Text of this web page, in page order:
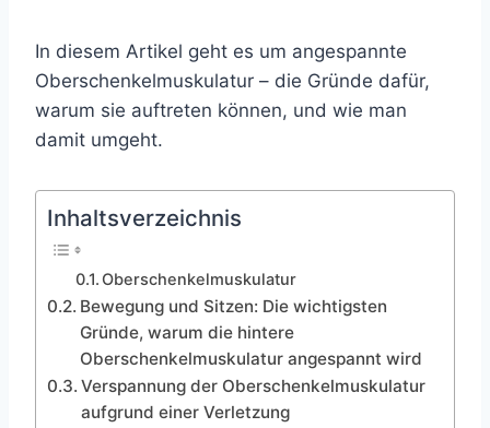
In diesem Artikel geht es um angespannte
Oberschenkelmuskulatur – die Gründe dafür,
warum sie auftreten können, und wie man
damit umgeht.
Inhaltsverzeichnis
Oberschenkelmuskulatur
Bewegung und Sitzen: Die wichtigsten
Gründe, warum die hintere
Oberschenkelmuskulatur angespannt wird
Verspannung der Oberschenkelmuskulatur
aufgrund einer Verletzung